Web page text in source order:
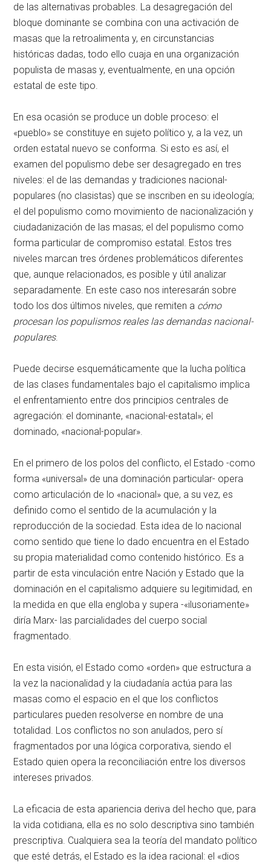
de las alternativas probables. La desagregación del
bloque dominante se combina con una activación de
masas que la retroalimenta y, en circunstancias
históricas dadas, todo ello cuaja en una organización
populista de masas y, eventualmente, en una opción
estatal de este tipo.
En esa ocasión se produce un doble proceso: el
«pueblo» se constituye en sujeto político y, a la vez, un
orden estatal nuevo se conforma. Si esto es así, el
examen del populismo debe ser desagregado en tres
niveles: el de las demandas y tradiciones nacional-
populares (no clasistas) que se inscriben en su ideología;
el del populismo como movimiento de nacionalización y
ciudadanización de las masas; el del populismo como
forma particular de compromiso estatal. Estos tres
niveles marcan tres órdenes problemáticos diferentes
que, aunque relacionados, es posible y útil analizar
separadamente. En este caso nos interesarán sobre
todo los dos últimos niveles, que remiten a cómo
procesan los populismos reales las demandas nacional-
populares.
Puede decirse esquemáticamente que la lucha política
de las clases fundamentales bajo el capitalismo implica
el enfrentamiento entre dos principios centrales de
agregación: el dominante, «nacional-estatal»; el
dominado, «nacional-popular».
En el primero de los polos del conflicto, el Estado -como
forma «universal» de una dominación particular- opera
como articulación de lo «nacional» que, a su vez, es
definido como el sentido de la acumulación y la
reproducción de la sociedad. Esta idea de lo nacional
como sentido que tiene lo dado encuentra en el Estado
su propia materialidad como contenido histórico. Es a
partir de esta vinculación entre Nación y Estado que la
dominación en el capitalismo adquiere su legitimidad, en
la medida en que ella engloba y supera -«ilusoriamente»
diría Marx- las parcialidades del cuerpo social
fragmentado.
En esta visión, el Estado como «orden» que estructura a
la vez la nacionalidad y la ciudadanía actúa para las
masas como el espacio en el que los conflictos
particulares pueden resolverse en nombre de una
totalidad. Los conflictos no son anulados, pero sí
fragmentados por una lógica corporativa, siendo el
Estado quien opera la reconciliación entre los diversos
intereses privados.
La eficacia de esta apariencia deriva del hecho que, para
la vida cotidiana, ella es no solo descriptiva sino también
prescriptiva. Cualquiera sea la teoría del mandato político
que esté detrás, el Estado es la idea racional: el «dios